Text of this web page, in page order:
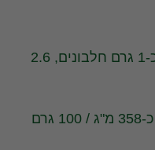
ערכים ל-100 גרם: 89 קלוריות, כ-1 גרם חלבונים, 2.6
הבננה מכילה אשלגן בכמות של כ-358 מ"ג / 100 גרם